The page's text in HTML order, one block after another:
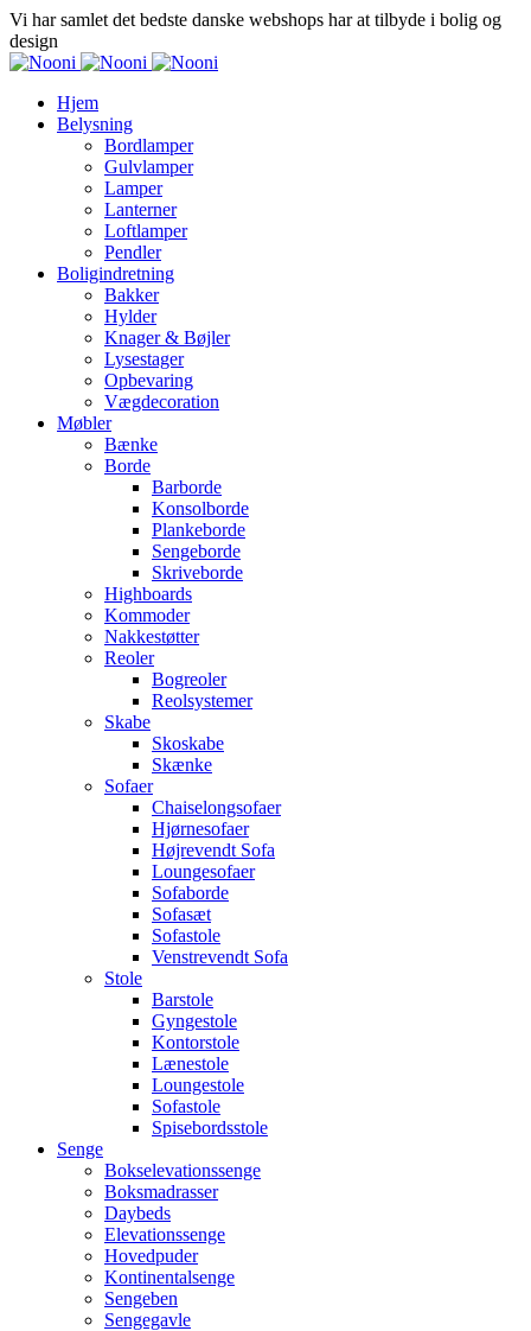
Vi har samlet det bedste danske webshops har at tilbyde i bolig og
design
Hjem
Belysning
Bordlamper
Gulvlamper
Lamper
Lanterner
Loftlamper
Pendler
Boligindretning
Bakker
Hylder
Knager & Bøjler
Lysestager
Opbevaring
Vægdecoration
Møbler
Bænke
Borde
Barborde
Konsolborde
Plankeborde
Sengeborde
Skriveborde
Highboards
Kommoder
Nakkestøtter
Reoler
Bogreoler
Reolsystemer
Skabe
Skoskabe
Skænke
Sofaer
Chaiselongsofaer
Hjørnesofaer
Højrevendt Sofa
Loungesofaer
Sofaborde
Sofasæt
Sofastole
Venstrevendt Sofa
Stole
Barstole
Gyngestole
Kontorstole
Lænestole
Loungestole
Sofastole
Spisebordsstole
Senge
Bokselevationssenge
Boksmadrasser
Daybeds
Elevationssenge
Hovedpuder
Kontinentalsenge
Sengeben
Sengegavle